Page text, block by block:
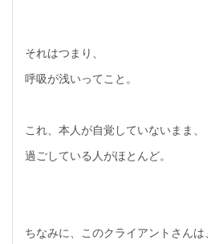
それはつまり、
呼吸が浅いってこと。
これ、本人が自覚していないまま、
過ごしている人がほとんど。
ちなみに、このクライアントさんは、